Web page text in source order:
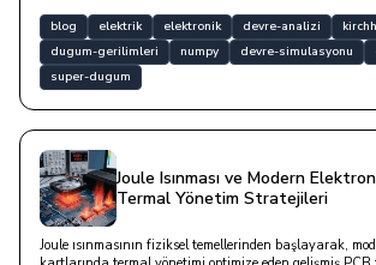
blog elektrik elektronik devre-analizi
dugum-gerilimleri
numpy devre-simulasyonu
super-dugum
Joule Isınması ve Modern
Termal Yönetim Stratejileri
Joule ısınmasının fiziksel temellerinden başlayarak,